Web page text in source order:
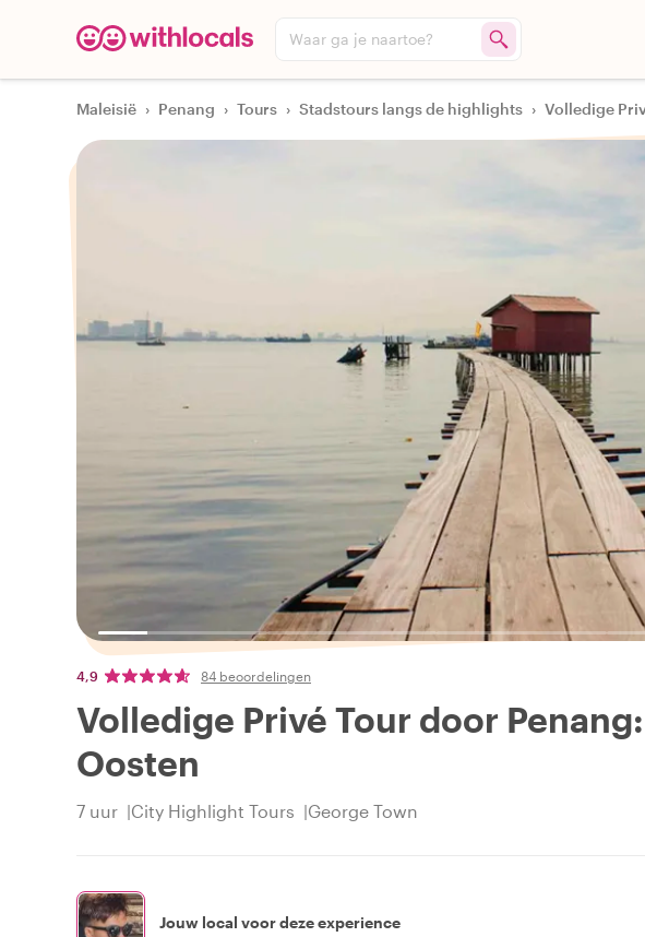
Waar ga je naartoe?
Maleisië › Penang › Tours › Stadstours langs de highlights ›
4,9 84 beoordelingen
Volledige Privé Tour door
Oosten
7 uur City Highlight Tours George Town
Jouw local voor deze experience